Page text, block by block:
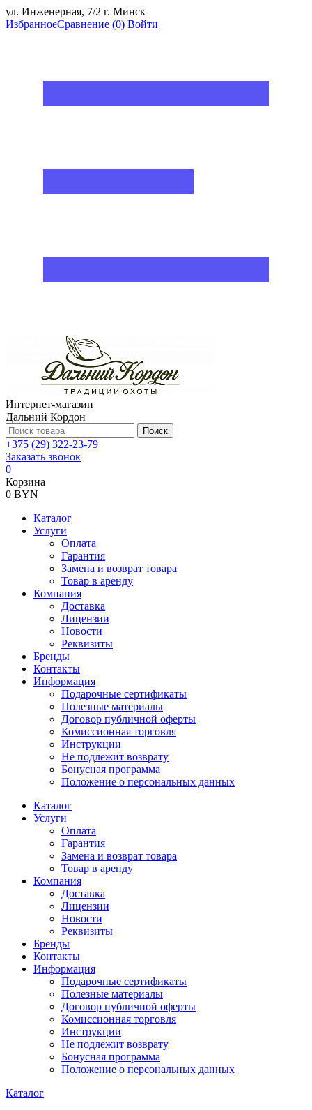
ул. Инженерная, 7/2 г. Минск
ИзбранноеСравнение (0) Войти
Интернет-магазин
Дальний Кордон
Поиск
+375 (29) 322-23-79
Заказать звонок
0
Корзина
0 BYN
Каталог
Услуги
Оплата
Гарантия
Замена и возврат товара
Товар в аренду
Компания
Доставка
Лицензии
Новости
Реквизиты
Бренды
Контакты
Информация
Подарочные сертификаты
Полезные материалы
Договор публичной оферты
Комиссионная торговля
Инструкции
Не подлежит возврату
Бонусная программа
Положение о персональных данных
Каталог
Услуги
Оплата
Гарантия
Замена и возврат товара
Товар в аренду
Компания
Доставка
Лицензии
Новости
Реквизиты
Бренды
Контакты
Информация
Подарочные сертификаты
Полезные материалы
Договор публичной оферты
Комиссионная торговля
Инструкции
Не подлежит возврату
Бонусная программа
Положение о персональных данных
Каталог